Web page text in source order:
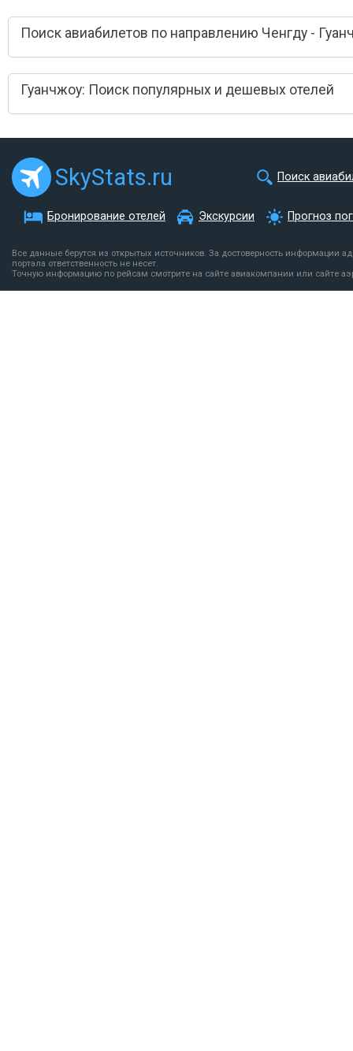
Поиск авиабилетов по направлению Ченгду -
Гуанчжоу: Поиск популярных и дешевых отелей
SkyStats.ru Поиск
Бронирование отелей Экскурсии Прогноз
Все данные берутся из открытых источников. За достоверность информации
портала ответственность не несет.
Точную информацию по рейсам смотрите на сайте авиакомпании или сайте